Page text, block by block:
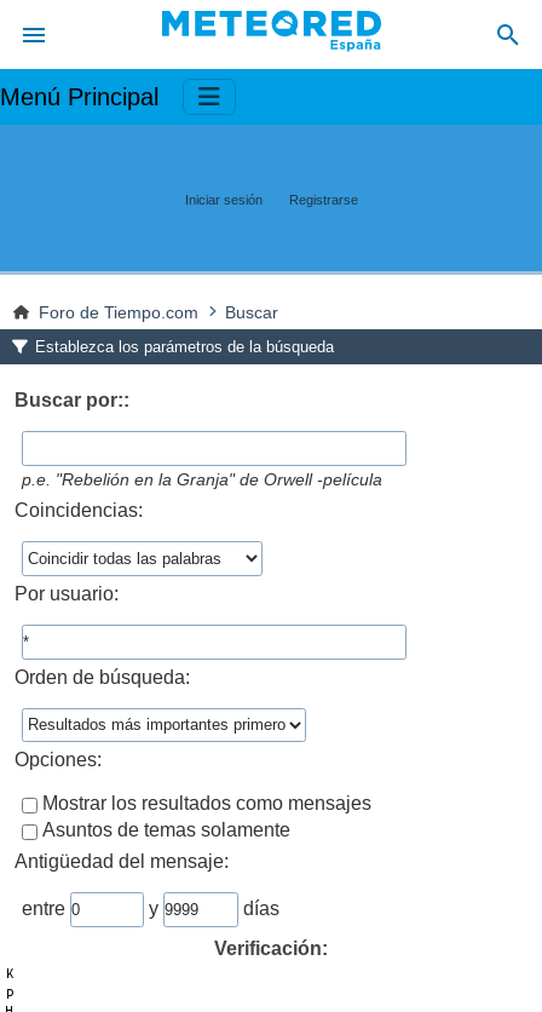
Menú Principal
Iniciar sesión Registrarse
Foro de Tiempo.com Buscar
Establezca los parámetros de la búsqueda
Buscar por::
p.e. "Rebelión en la Granja" de Orwell -película
Coincidencias:
Por usuario:
Orden de búsqueda:
Opciones:
Mostrar los resultados como mensajes
Asuntos de temas solamente
Antigüedad del mensaje:
entre y
días
Verificación: